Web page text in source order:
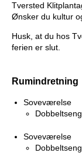
Tversted
Ønsker du kultur
Husk, at du hos
ferien er slut.
Rumindretning
Soveværelse
Soveværelse